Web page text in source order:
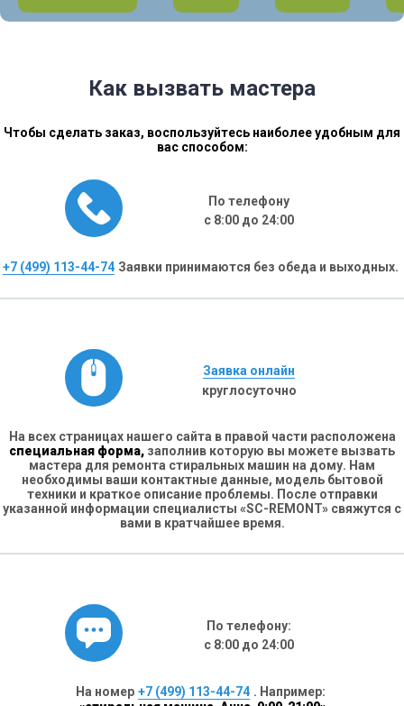
Как вызвать мастера
Чтобы сделать заказ, воспользуйтесь наиболее удобным для
вас способом:
По телефону
с 8:00 до 24:00
+7 (499) 113-44-74 Заявки принимаются без обеда и выходных.
Заявка онлайн
круглосуточно
На всех страницах нашего сайта в правой части расположена
специальная форма, заполнив которую вы можете вызвать
мастера для ремонта стиральных машин на дому. Нам
необходимы ваши контактные данные, модель бытовой
техники и краткое описание проблемы. После отправки
указанной информации специалисты «SC-REMONT» свяжутся с
вами в кратчайшее время.
По телефону:
с 8:00 до 24:00
На номер +7 (499) 113-44-74 . Например: